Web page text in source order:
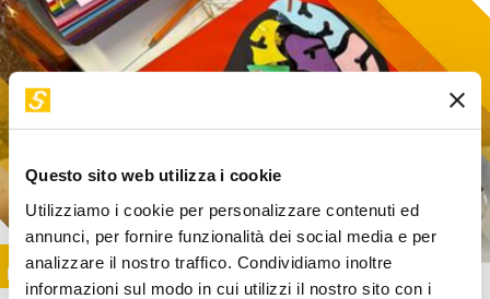
Questo sito web utilizza i cookie
Utilizziamo i cookie per personalizzare contenuti ed
annunci, per fornire funzionalità dei social media e per
analizzare il nostro traffico. Condividiamo inoltre
informazioni sul modo in cui utilizzi il nostro sito con i
Image
SUNDAY@STEP